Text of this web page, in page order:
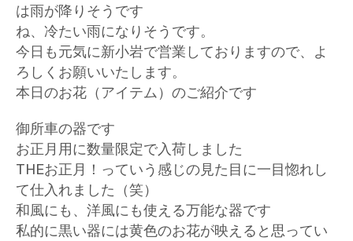
は雨が降りそうです
ね、冷たい雨になりそうです。
今日も元気に新小岩で営業しておりますので、よ
ろしくお願いいたします。
本日のお花（アイテム）のご紹介です
御所車の器です
お正月用に数量限定で入荷しました
THEお正月！っていう感じの見た目に一目惚れし
て仕入れました（笑）
和風にも、洋風にも使える万能な器です
私的に黒い器には黄色のお花が映えると思ってい